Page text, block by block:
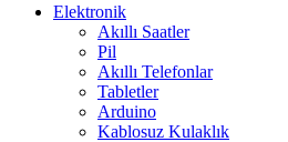
Elektronik
Akıllı Saatler
Pil
Akıllı Telefonlar
Tabletler
Arduino
Kablosuz Kulaklık